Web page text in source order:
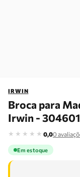
IRWIN
Broca para
Irwin -
★ ★ ★ ★ ★ 0,00
Em estoque